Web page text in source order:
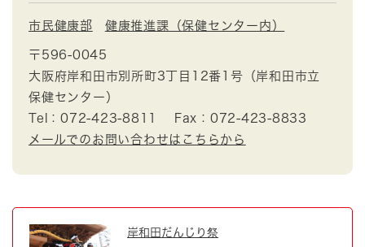
市民健康部 健康推進課（保健センター内）
〒596-0045
大阪府岸和田市別所町3丁目12番1号（岸和田市立
保健センター）
Tel：072-423-8811
Fax：072-423-8833
メールでのお問い合わせはこちらから
岸和田だんじり祭